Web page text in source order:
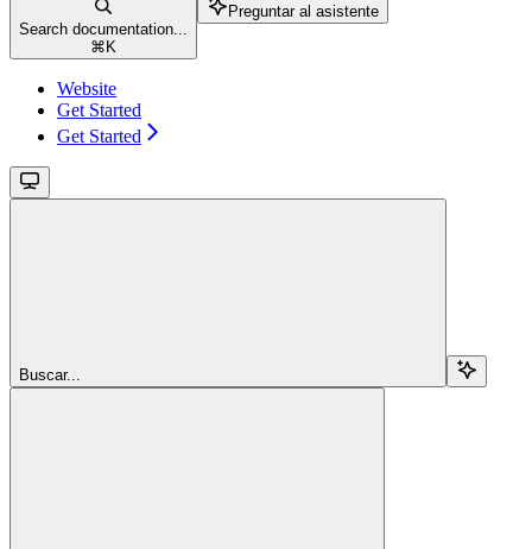
Search documentation...
⌘ K
Preguntar al asistente
Website
Get Started
Get Started
Buscar...